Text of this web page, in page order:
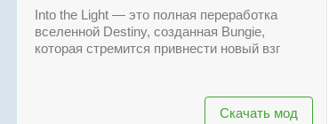
Into the Light — это полная переработка
вселенной Destiny, созданная Bungie,
которая стремится привнести новый взг
Скачать мод